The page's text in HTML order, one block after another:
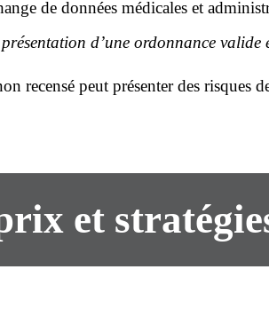
de données médicales et
d’une ordonnance
recensé peut présenter des risques
et